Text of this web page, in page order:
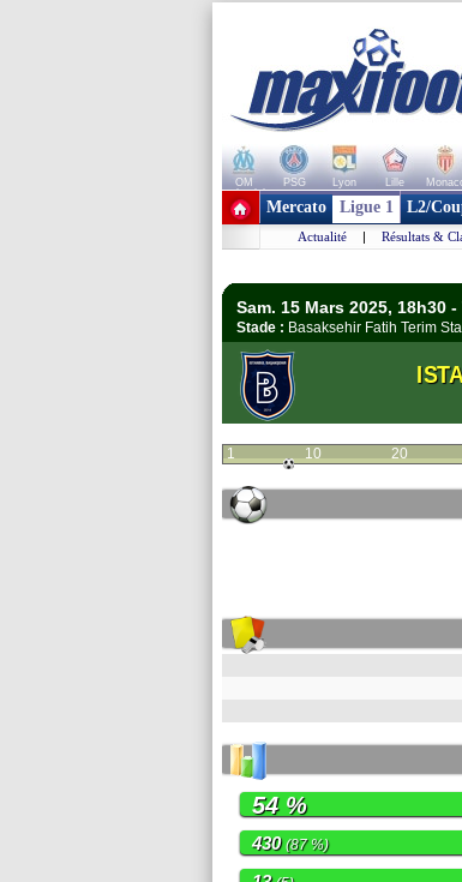
OM PSG Lyon Lille
+ de clubs
Mercato Ligue 1 L2/
Actualité | Résultats &
Sam. 15 Mars 2025, 18h30
Stade : Basaksehir Fatih Terim
1 10 20
54 %
430(87 %)